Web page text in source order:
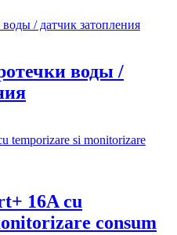
воды /
16A cu
consum